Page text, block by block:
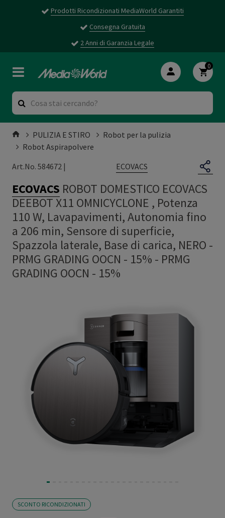
Prodotti Ricondizionati MediaWorld Garantiti
Consegna Gratuita
2 Anni di Garanzia Legale
0
PULIZIA E STIRO
Robot per la pulizia
Robot Aspirapolvere
Art.No. 584672 |
ECOVACS
ECOVACS ROBOT DOMESTICO ECOVACS
DEEBOT X11 OMNICYCLONE , Potenza
110 W, Lavapavimenti, Autonomia fino
a 206 min, Sensore di superficie,
Spazzola laterale, Base di carica, NERO -
PRMG GRADING OOCN - 15% - PRMG
GRADING OOCN - 15%
SCONTO RICONDIZIONATI